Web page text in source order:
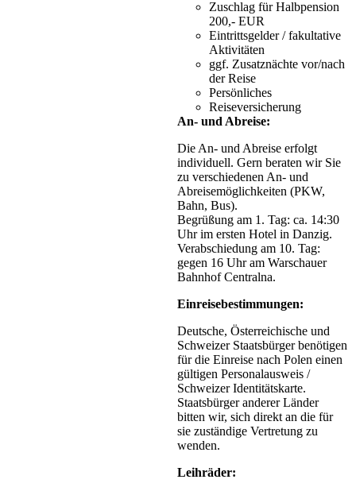
Zuschlag für Halbpension
200,- EUR
Eintrittsgelder / fakultative
Aktivitäten
ggf. Zusatznächte vor/nach
der Reise
Persönliches
Reiseversicherung
An- und Abreise:
Die An- und Abreise erfolgt
individuell. Gern beraten wir Sie
zu verschiedenen An- und
Abreisemöglichkeiten (PKW,
Bahn, Bus).
Begrüßung am 1. Tag: ca. 14:30
Uhr im ersten Hotel in Danzig.
Verabschiedung am 10. Tag:
gegen 16 Uhr am Warschauer
Bahnhof Centralna.
Einreisebestimmungen:
Deutsche, Österreichische und
Schweizer Staatsbürger benötigen
für die Einreise nach Polen einen
gültigen Personalausweis /
Schweizer Identitätskarte.
Staatsbürger anderer Länder
bitten wir, sich direkt an die für
sie zuständige Vertretung zu
wenden.
Leihräder: